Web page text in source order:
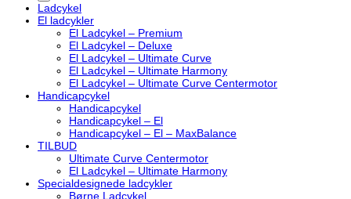
Ladcykel
El ladcykler
El Ladcykel – Premium
El Ladcykel – Deluxe
El Ladcykel – Ultimate Curve
El Ladcykel – Ultimate Harmony
El Ladcykel – Ultimate Curve Centermotor
Handicapcykel
Handicapcykel
Handicapcykel – El
Handicapcykel – El – MaxBalance
TILBUD
Ultimate Curve Centermotor
El Ladcykel – Ultimate Harmony
Specialdesignede ladcykler
Børne Ladcykel